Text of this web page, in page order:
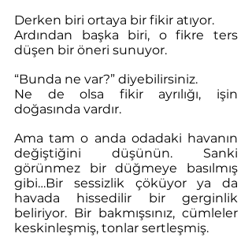
Derken biri ortaya bir fikir atıyor.
Ardından başka biri, o fikre ters
düşen bir öneri sunuyor.
“Bunda ne var?” diyebilirsiniz.
Ne de olsa fikir ayrılığı, işin
doğasında vardır.
Ama tam o anda odadaki havanın
değiştiğini düşünün. Sanki
görünmez bir düğmeye basılmış
gibi…Bir sessizlik çöküyor ya da
havada hissedilir bir gerginlik
beliriyor. Bir bakmışsınız, cümleler
keskinleşmiş, tonlar sertleşmiş.